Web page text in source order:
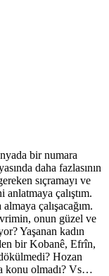
bir numara
daha fazlasının
sıçramayı ve
çalıştım.
çalışacağım.
onun güzel ve
Yaşanan kadın
bir Kobanê, Efrîn,
Hozan
konu olmadı? Vs…